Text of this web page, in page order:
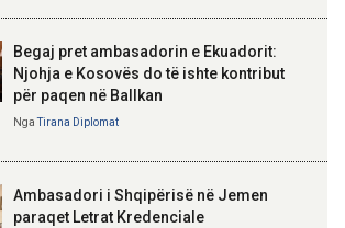
na
plazhet
tjetër
VIII, vijojnë
Qafë Thanë
Begaj pret ambasadorin e Ekuadorit:
Njohja e Kosovës do të ishte kontribut
për paqen në Ballkan
NgaTirana Diplomat
Ambasadori i Shqipërisë në Jemen
paraqet Letrat Kredenciale